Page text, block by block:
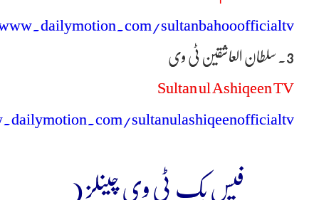
sultanbahooofficialtv
3۔ سلطان العاشقین ٹی وی
Sultan ul Ashiqeen TV
sultanulashiqeenofficialtv
فیس بک ٹی وی چینلز (